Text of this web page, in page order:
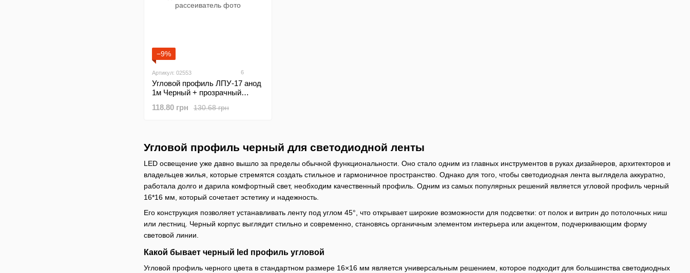
Угловой профиль черный для светодиодной ленты
LED освещение уже давно вышло за пределы обычной функциональности. Оно стало одним из главных инструментов в руках дизайнеров, архитекторов и
владельцев жилья, которые стремятся создать стильное и гармоничное пространство. Однако для того, чтобы светодиодная лента выглядела аккуратно,
работала долго и дарила комфортный свет, необходим качественный профиль. Одним из самых популярных решений является угловой профиль черный
16*16 мм, который сочетает эстетику и надежность.
Его конструкция позволяет устанавливать ленту под углом 45°, что открывает широкие возможности для подсветки: от полок и витрин до потолочных ниш
или лестниц. Черный корпус выглядит стильно и современно, становясь органичным элементом интерьера или акцентом, подчеркивающим форму
световой линии.
Какой бывает черный led профиль угловой
Угловой профиль черного цвета в стандартном размере 16×16 мм является универсальным решением, которое подходит для большинства светодиодных
−9%
Артикул: 02553 6
Угловой профиль ЛПУ-17 анод
1м Черный + прозрачный
130.68 грн
118.80 грн